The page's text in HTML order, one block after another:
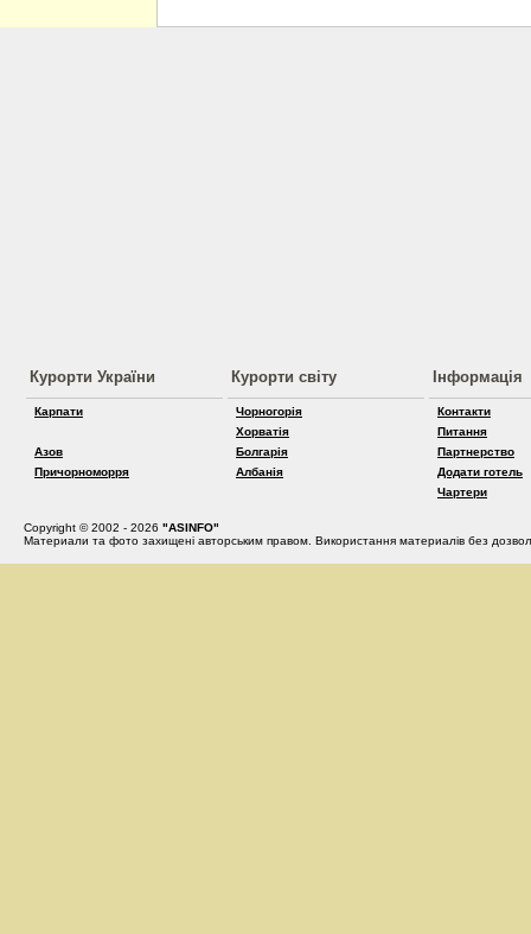
Курорти України
Карпати
Азов
Причорноморря
Курорти світу
Чорногорія
Хорватія
Болгарія
Албанія
Інформація
Контакти
Питання
Партнерство
Додати готель
Чартери
Copyright © 2002 - 2026 "ASINFO"
Материали та фото захищені авторським правом. Використання материалів без